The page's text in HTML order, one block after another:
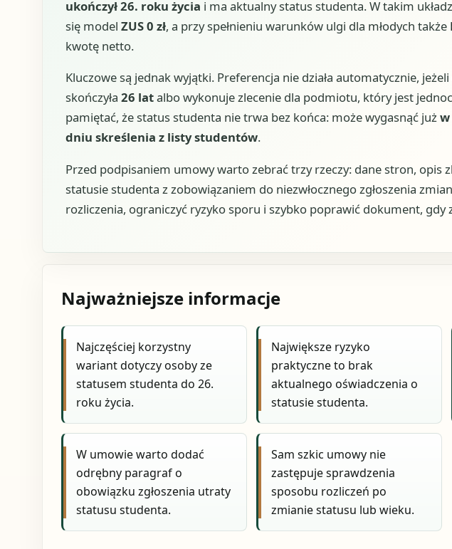
ukończył 26. roku życia i ma aktualny status studenta. W takim
się model ZUS 0 zł, a przy spełnieniu warunków ulgi dla młodych także
kwotę netto.
Kluczowe są jednak wyjątki. Preferencja nie działa automatycznie,
skończyła 26 latalbo wykonuje zlecenie dla podmiotu, który jest
pamiętać, że status studenta nie trwa bez końca: może wygasnąć już
dniu skreślenia z listy studentów.
Przed podpisaniem umowy warto zebrać trzy rzeczy: dane stron, opis
statusie studenta z zobowiązaniem do niezwłocznego zgłoszenia
rozliczenia, ograniczyć ryzyko sporu i szybko poprawić dokument, gdy
Najważniejsze informacje
Najczęściej korzystny
wariant dotyczy osoby ze
statusem studenta do 26.
roku życia.
Największe ryzyko
praktyczne to brak
aktualnego oświadczenia o
statusie studenta.
W umowie warto dodać
odrębny paragraf o
obowiązku zgłoszenia utraty
statusu studenta.
Sam szkic umowy nie
zastępuje sprawdzenia
sposobu rozliczeń po
zmianie statusu lub wieku.